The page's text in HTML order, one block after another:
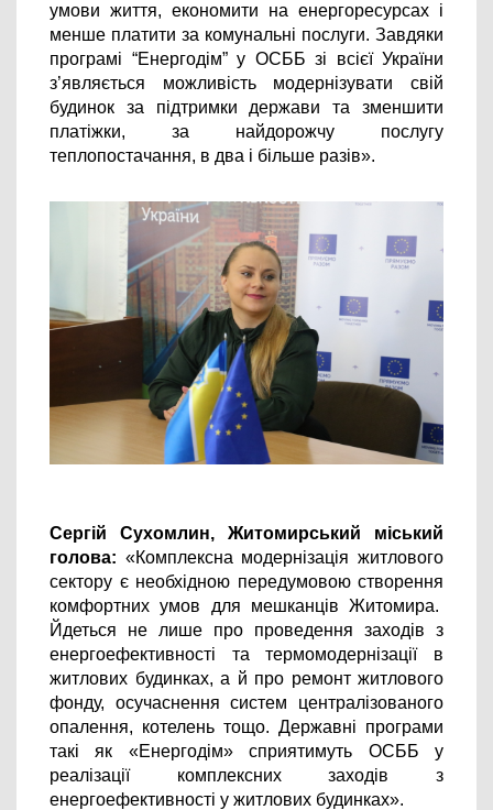
умови життя, економити на енергоресурсах і
менше платити за комунальні послуги. Завдяки
програмі “Енергодім” у ОСББ зі всієї України
з’являється можливість модернізувати свій
будинок за підтримки держави та зменшити
платіжки, за найдорожчу послугу
теплопостачання, в два і більше разів».
Сергій Сухомлин, Житомирський міський
голова: «Комплексна модернізація житлового
сектору є необхідною передумовою створення
комфортних умов для мешканців Житомира.
Йдеться не лише про проведення заходів з
енергоефективності та термомодернізації в
житлових будинках, а й про ремонт житлового
фонду, осучаснення систем централізованого
опалення, котелень тощо. Державні програми
такі як «Енергодім» сприятимуть ОСББ у
реалізації комплексних заходів з
енергоефективності у житлових будинках».